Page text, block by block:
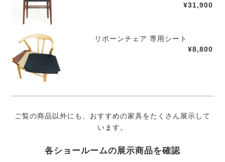
¥31,900
リボーンチェア 専用シート
¥8,800
ご覧の商品以外にも、おすすめの家具をたくさん展示して
います。
各ショールームの展示商品を確認